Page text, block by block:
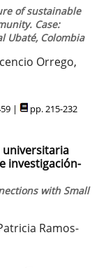
of sustainable
Case:
Ubaté, Colombia
Orrego,
| pp. 215-232
universitaria
investigación-
with Small
Ramos-